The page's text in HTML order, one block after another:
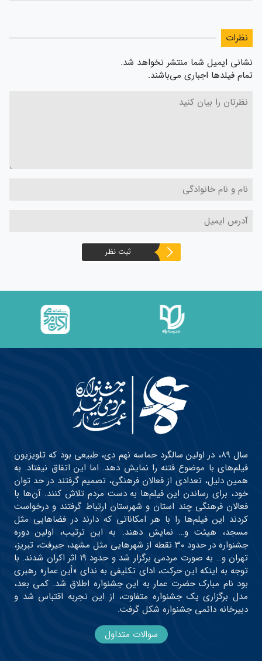
نظرات
نشانی ایمیل شما منتشر نخواهد شد.
تمام فیلدها اجباری می‌باشند.
ثبت نظر
سال ۸۹، در اولین سالگرد حماسه نهم دی، طبیعی بود که تلویزیون
فیلم‌های با موضوع فتنه را نمایش دهد. اما این اتفاق نیفتاد. به
همین دلیل، تعدادی از فعالان فرهنگی، تصمیم گرفتند در حد توان
خود، برای رساندن این فیلم‌ها به دست مردم تلاش کنند. آن‌ها با
فعالان فرهنگی چند استان و شهرستان ارتباط گرفتند و درخواست
کردند این فیلم‌ها را با هر امکاناتی که دارند در فضاهایی مثل
مسجد، هیئت و… نمایش دهند. به این ترتیب، اولین دوره
جشنواره در حدود ۳۰ نقطه از شهرهایی مثل مشهد، جیرفت، تبریز،
تهران و… به صورت مردمی برگزار شد و حدود ۱۹ اثر اکران شدند. با
توجه به اینکه این حرکت، ادای تکلیفی به ندای «أین عمار» رهبری
بود نام مبارک حضرت عمار به این جشنواره اطلاق شد. کمی بعد،
مدل برگزاری یک جشنواره متفاوت، از این تجربه اقتباس شد و
دبیرخانه دائمی جشنواره شکل گرفت.
سوالات متداول